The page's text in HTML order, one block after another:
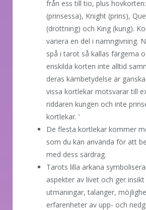
från ess till tio, plus
(prinsessa), Knight (prins),
(drottning) och King (kung).
variera en del i namngivning.
spå i tarot så kallas färgerna
enskilda korten inte alltid
deras kärnbetydelse är
vissa kortlekar motsvarar till
riddaren kungen och inte
kortlekar. ’
De flesta kortlekar kommer
som du kan använda för att
med dess särdrag.
Tarots lilla arkana
aspekter av livet och ger insikt
utmaningar, talanger,
erfarenheter av upp- och